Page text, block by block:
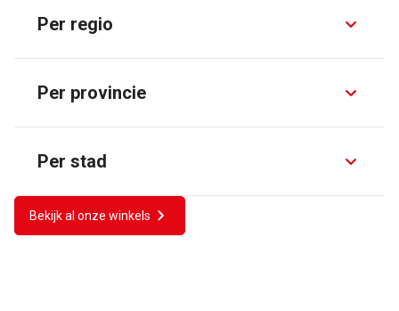
Per regio
Per provincie
Per stad
Bekijk al onze winkels